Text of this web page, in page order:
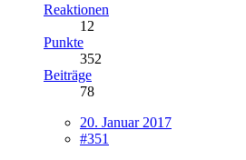
Reaktionen
12
Punkte
352
Beiträge
78
20. Januar 2017
#351